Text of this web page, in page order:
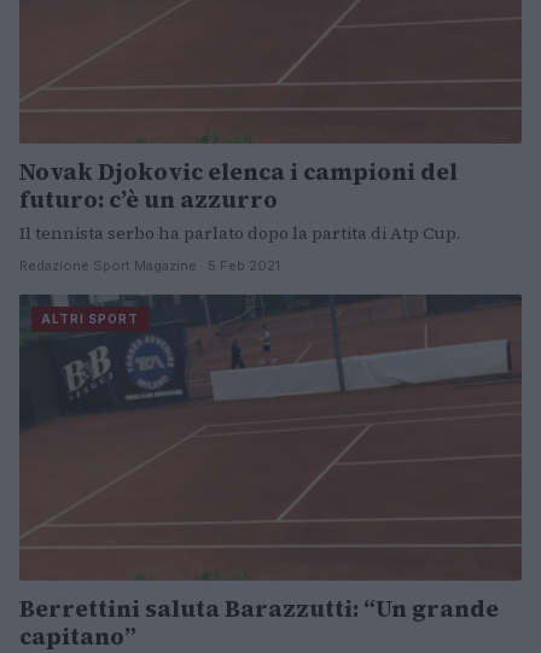
Novak Djokovic elenca i campioni del
futuro: c’è un azzurro
Il tennista serbo ha parlato dopo la partita di Atp Cup.
Redazione Sport Magazine · 5 Feb 2021
ALTRI SPORT
Berrettini saluta Barazzutti: “Un grande
capitano”